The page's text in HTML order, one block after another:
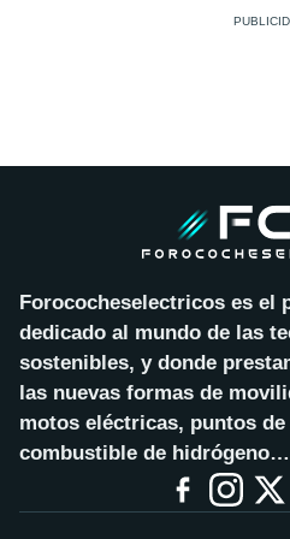
Forococheselectricos es el
dedicado al mundo de las
sostenibles, y donde
las nuevas formas de
motos eléctricas, puntos
combustible de hidrógeno…